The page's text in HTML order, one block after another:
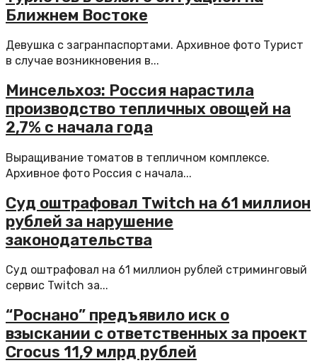
Ближнем Востоке
Девушка с загранпаспортами. Архивное фото Турист
в случае возникновения в...
Минсельхоз: Россия нарастила
производство тепличных овощей на
2,7% с начала года
Выращивание томатов в тепличном комплексе.
Архивное фото Россия с начала...
Суд оштрафовал Twitch на 61 миллион
рублей за нарушение
законодательства
Суд оштрафовал на 61 миллион рублей стриминговый
сервис Twitch за...
“Роснано” предъявило иск о
взыскании с ответственных за проект
Crocus 11,9 млрд рублей